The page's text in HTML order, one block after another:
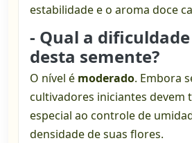
estabilidade e o aroma doce
- Qual a
desta semente?
O nível é moderado. Embora
cultivadores iniciantes devem
especial ao controle de
densidade de suas flores.